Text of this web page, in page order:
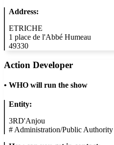
Address:
ETRICHE
1 place de l'Abbé Humeau
49330
Action Developer
• WHO will run the show
Entity:
3RD'Anjou
# Administration/Public Authority